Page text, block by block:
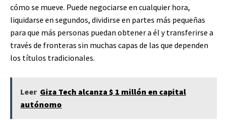
cómo se mueve. Puede negociarse en cualquier hora,
liquidarse en segundos, dividirse en partes más pequeñas
para que más personas puedan obtener a él y transferirse a
través de fronteras sin muchas capas de las que dependen
los títulos tradicionales.
Leer Giza Tech alcanza $ 1 millón en capital
autónomo